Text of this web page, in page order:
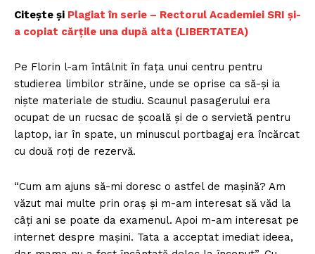
Citește și Plagiat în serie – Rectorul Academiei SRI și-
a copiat cărțile una după alta (LIBERTATEA)
Pe Florin l-am întâlnit în fața unui centru pentru
studierea limbilor străine, unde se oprise ca să-și ia
niște materiale de studiu. Scaunul pasagerului era
ocupat de un rucsac de școală și de o servietă pentru
laptop, iar în spate, un minuscul portbagaj era încărcat
cu două roți de rezervă.
“Cum am ajuns să-mi doresc o astfel de mașină? Am
văzut mai multe prin oraș și m-am interesat să văd la
câți ani se poate da examenul. Apoi m-am interesat pe
internet despre mașini. Tata a acceptat imediat ideea,